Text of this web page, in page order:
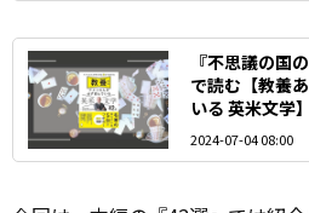
『不思議の国
で読む【教養
いる 英米文学】
2024-07-04 08:00